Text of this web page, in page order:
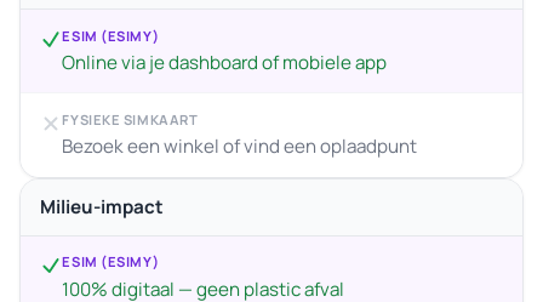
ESIM (ESIMY)
Online via je dashboard of mobiele app
FYSIEKE SIMKAART
Bezoek een winkel of vind een oplaadpunt
Milieu-impact
ESIM (ESIMY)
100% digitaal — geen plastic afval